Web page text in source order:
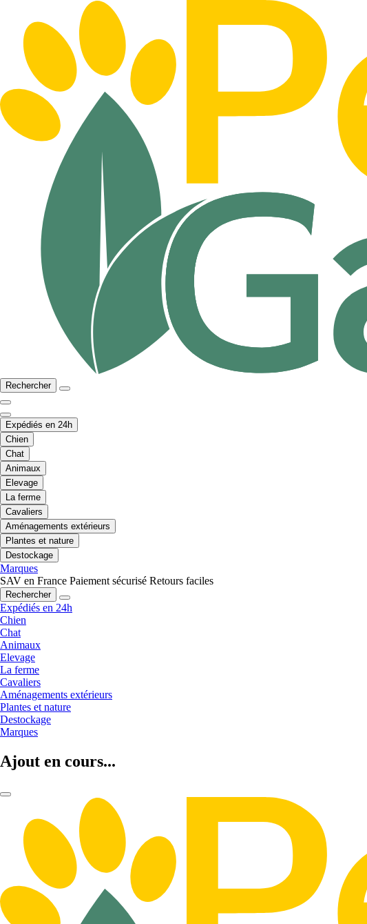
Rechercher
Expédiés en 24h
Chien
Chat
Animaux
Elevage
La ferme
Cavaliers
Aménagements extérieurs
Plantes et nature
Destockage
Marques
SAV en France Paiement sécurisé Retours faciles
Rechercher
Expédiés en 24h
Chien
Chat
Animaux
Elevage
La ferme
Cavaliers
Aménagements extérieurs
Plantes et nature
Destockage
Marques
Ajout en cours...